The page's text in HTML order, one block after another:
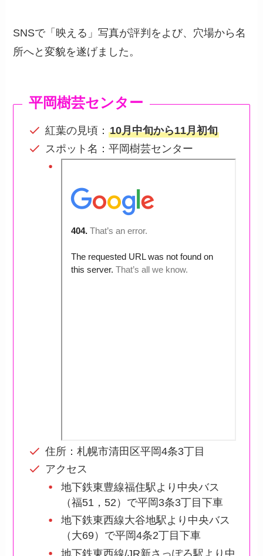
SNSで「映える」写真が評判をよび、穴場から名
所へと変貌を遂げました。
平岡樹芸センター
紅葉の見頃：10月中旬から11月初旬
スポット名：平岡樹芸センター
住所：札幌市清田区平岡4条3丁目
アクセス
地下鉄東豊線福住駅より中央バス
（福51，52）で平岡3条3丁目下車
地下鉄東西線大谷地駅より中央バス
（大69）で平岡4条2丁目下車
地下鉄東西線/JR新さっぽろ駅より中